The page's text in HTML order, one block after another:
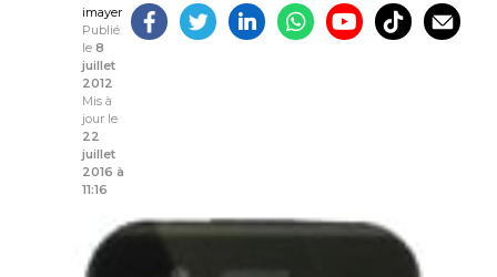
imayer
Publié
le 8
juillet
2012
Mis à
jour le
22
juillet
2016 à
11:16